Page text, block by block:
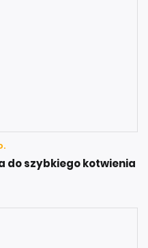
do szybkiego kotwienia